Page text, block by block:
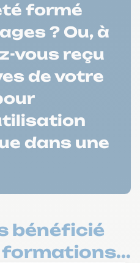
formé
? Ou, à
vous reçu
de votre
dans une
bénéficié
formations...